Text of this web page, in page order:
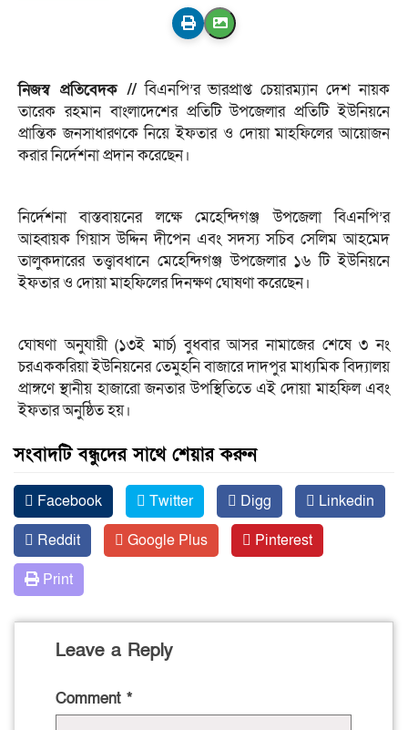
নিজস্ব প্রতিবেদক //বিএনপি’র ভারপ্রাপ্ত চেয়ারম্যান দেশ নায়ক
তারেক রহমান বাংলাদেশের প্রতিটি উপজেলার প্রতিটি ইউনিয়নে
প্রান্তিক জনসাধারণকে নিয়ে ইফতার ও দোয়া মাহফিলের আয়োজন
করার নির্দেশনা প্রদান করেছেন।
নির্দেশনা বাস্তবায়নের লক্ষে মেহেন্দিগঞ্জ উপজেলা বিএনপি’র
আহ্বায়ক গিয়াস উদ্দিন দীপেন এবং সদস্য সচিব সেলিম আহমেদ
তালুকদারের তত্ত্বাবধানে মেহেন্দিগঞ্জ উপজেলার ১৬ টি ইউনিয়নে
ইফতার ও দোয়া মাহফিলের দিনক্ষণ ঘোষণা করেছেন।
ঘোষণা অনুযায়ী (১৩ই মার্চ) বুধবার আসর নামাজের শেষে ৩ নং
চরএককরিয়া ইউনিয়নের তেমুহনি বাজারে দাদপুর মাধ্যমিক বিদ্যালয়
প্রাঙ্গণে স্থানীয় হাজারো জনতার উপস্থিতিতে এই দোয়া মাহফিল এবং
ইফতার অনুষ্ঠিত হয়।
সংবাদটি বন্ধুদের সাথে শেয়ার করুন
Facebook Twitter Digg
Linkedin
Reddit
Google Plus
Pinterest
Print
Leave a Reply
Comment *